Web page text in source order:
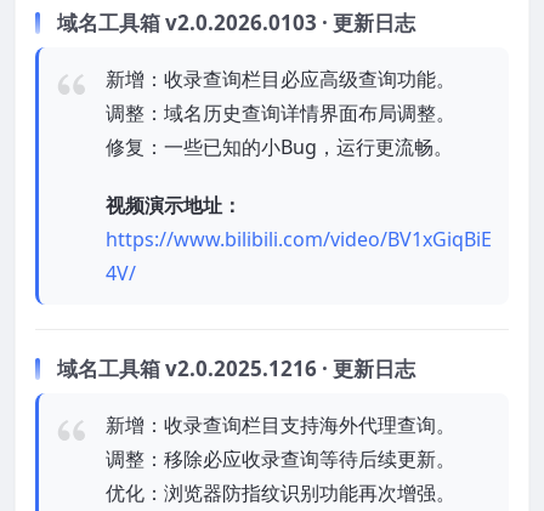
域名工具箱 v2.0.2026.0103 · 更新日志
新增：收录查询栏目必应高级查询功能。
调整：域名历史查询详情界面布局调整。
修复：一些已知的小Bug，运行更流畅。
视频演示地址：
https://www.bilibili.com/video/BV1xGiqBiE
4V/
域名工具箱 v2.0.2025.1216 · 更新日志
新增：收录查询栏目支持海外代理查询。
调整：移除必应收录查询等待后续更新。
优化：浏览器防指纹识别功能再次增强。